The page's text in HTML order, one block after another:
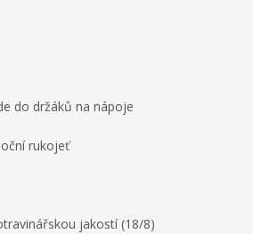
do držáků na nápoje
rukojeť
jakostí (18/8)